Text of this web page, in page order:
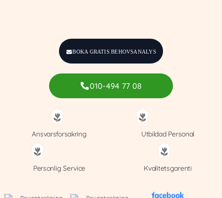
BOKA GRATIS BEHOVSANALYS
010-494 77 08
Ansvarsforsakring Utbildad Personal
Personlig Service Kvalitetsgarenti